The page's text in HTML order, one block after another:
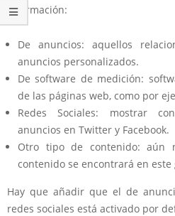
información:
De anuncios: aquellos
anuncios personalizados.
De software de medición:
de las páginas web, como por
Redes Sociales: mostrar
anuncios en Twitter y Facebook.
Otro tipo de contenido: aún
contenido se encontrará en este
Hay que añadir que el de
redes sociales está activado por